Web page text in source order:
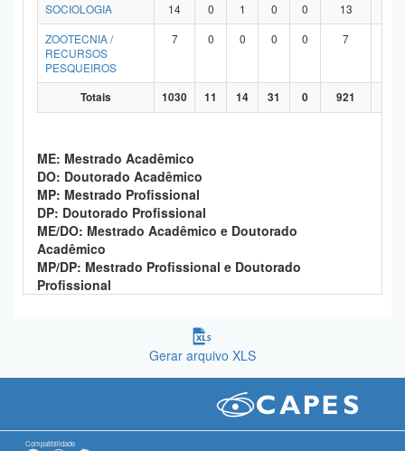
SOCIOLOGIA
14 0 1 0 0 13
ZOOTECNIA /
RECURSOS
PESQUEIROS
7 0 0 0 0 7
Totais 1030 11 14 31 0 921
ME: Mestrado Acadêmico
DO: Doutorado Acadêmico
MP: Mestrado Profissional
DP: Doutorado Profissional
ME/DO: Mestrado Acadêmico e Doutorado
Acadêmico
MP/DP: Mestrado Profissional e Doutorado
Profissional
Gerar arquivo XLS
Compatibilidade